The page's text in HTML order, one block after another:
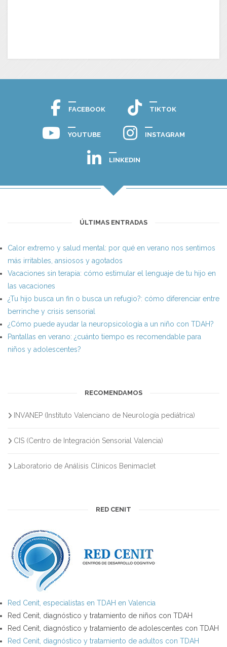
FACEBOOK TIKTOK
YOUTUBE INSTAGRAM
LINKEDIN
ÚLTIMAS ENTRADAS
Calor extremo y salud mental: por qué en verano nos sentimos
más irritables, ansiosos y agotados
Vacaciones sin terapia: cómo estimular el lenguaje de tu hijo en
las vacaciones
¿Tu hijo busca un fin o busca un refugio?: cómo diferenciar entre
berrinche y crisis sensorial
¿Cómo puede ayudar la neuropsicología a un niño con TDAH?
Pantallas en verano: ¿cuánto tiempo es recomendable para
niños y adolescentes?
RECOMENDAMOS
INVANEP (Instituto Valenciano de Neurología pediátrica)
CIS (Centro de Integración Sensorial Valencia)
Laboratorio de Análisis Clínicos Benimaclet
RED CENIT
Red Cenit, especialistas en TDAH en Valencia
Red Cenit, diagnóstico y tratamiento de niños con TDAH
Red Cenit, diagnóstico y tratamiento de adolescentes con TDAH
Red Cenit, diagnóstico y tratamiento de adultos con TDAH